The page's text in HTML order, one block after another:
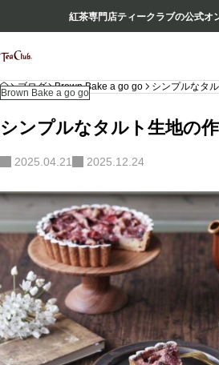
紅茶専門店ティークラブの公式オ
HOME
ブログ Brown Bake a go go シンプルなタ
Brown Bake a go go
シンプルなタルト生地の
2025.04.21 2025.12.24